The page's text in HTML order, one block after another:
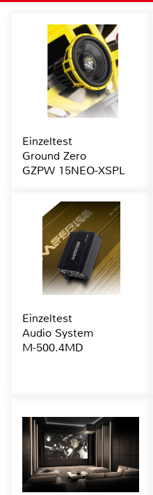
Einzeltest
Ground Zero
GZPW 15NEO-XSPL
Einzeltest
Audio System
M-500.4MD